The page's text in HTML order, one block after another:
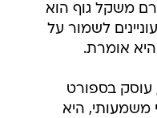
משקל גוף הוא
לשמור על
אומרת.
עוסק בספורט
משמעותי, היא